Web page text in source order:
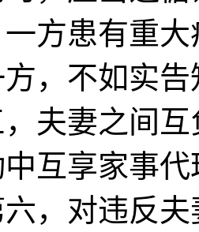
方患有重
，不如实
夫妻之间
互享家事
，对违反